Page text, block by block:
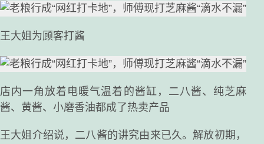
王大姐为顾客打酱
店内一角放着电暖气温着的酱缸，二八酱、纯芝麻
酱、黄酱、小磨香油都成了热卖产品
王大姐介绍说，二八酱的讲究由来已久。解放初期，